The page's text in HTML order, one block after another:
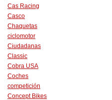
Cas Racing
Casco
Chaquetas
ciclomotor
Ciudadanas
Classic
Cobra USA
Coches
competición
Concept Bikes